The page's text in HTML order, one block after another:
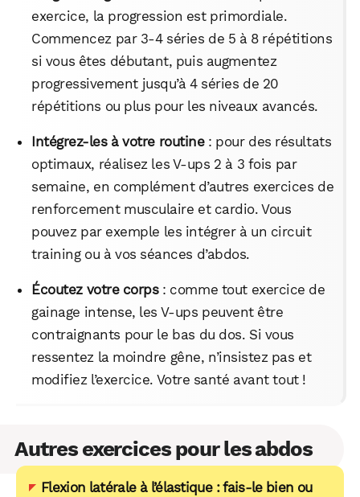
exercice, la progression est primordiale.
Commencez par 3-4 séries de 5 à 8 répétitions
si vous êtes débutant, puis augmentez
progressivement jusqu’à 4 séries de 20
répétitions ou plus pour les niveaux avancés.
Intégrez-les à votre routine: pour des résultats
optimaux, réalisez les V-ups 2 à 3 fois par
semaine, en complément d’autres exercices de
renforcement musculaire et cardio. Vous
pouvez par exemple les intégrer à un circuit
training ou à vos séances d’abdos.
Écoutez votre corps: comme tout exercice de
gainage intense, les V-ups peuvent être
contraignants pour le bas du dos. Si vous
ressentez la moindre gêne, n’insistez pas et
modifiez l’exercice. Votre santé avant tout !
Autres exercices pour les abdos
Flexion latérale à l’élastique : fais-le bien ou